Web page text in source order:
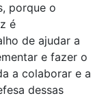
porque o
é
de ajudar a
e fazer o
a colaborar e a
dessas